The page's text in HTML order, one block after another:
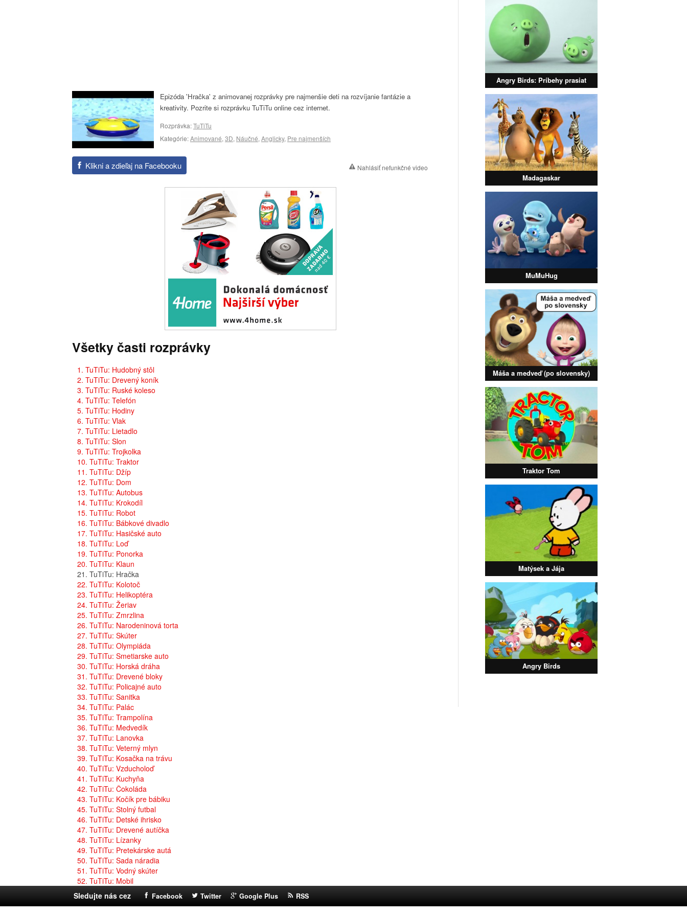
Epizóda 'Hračka' z animovanej rozprávky pre najmenšie deti na rozvíjanie fantázie a
kreativity. Pozrite si rozprávku TuTiTu online cez internet.
Rozprávka:TuTiTu
Kategórie:Animované, 3D, Náučné, Anglicky, Pre najmenších
Klikni a zdieľaj na Facebooku Nahlásiť nefunkčné video
Všetky časti rozprávky
1. TuTiTu: Hudobný stôl
2. TuTiTu: Drevený koník
3. TuTiTu: Ruské koleso
4. TuTiTu: Telefón
5. TuTiTu: Hodiny
6. TuTiTu: Vlak
7. TuTiTu: Lietadlo
8. TuTiTu: Slon
9. TuTiTu: Trojkolka
10. TuTiTu: Traktor
11. TuTiTu: Džíp
12. TuTiTu: Dom
13. TuTiTu: Autobus
14. TuTiTu: Krokodíl
15. TuTiTu: Robot
16. TuTiTu: Bábkové divadlo
17. TuTiTu: Hasičské auto
18. TuTiTu: Loď
19. TuTiTu: Ponorka
20. TuTiTu: Klaun
21. TuTiTu: Hračka
22. TuTiTu: Kolotoč
23. TuTiTu: Helikoptéra
24. TuTiTu: Žeriav
25. TuTiTu: Zmrzlina
26. TuTiTu: Narodeninová torta
27. TuTiTu: Skúter
28. TuTiTu: Olympiáda
29. TuTiTu: Smetiarske auto
30. TuTiTu: Horská dráha
31. TuTiTu: Drevené bloky
32. TuTiTu: Policajné auto
33. TuTiTu: Sanitka
34. TuTiTu: Palác
35. TuTiTu: Trampolína
36. TuTiTu: Medvedík
37. TuTiTu: Lanovka
38. TuTiTu: Veterný mlyn
39. TuTiTu: Kosačka na trávu
40. TuTiTu: Vzducholoď
41. TuTiTu: Kuchyňa
42. TuTiTu: Čokoláda
43. TuTiTu: Kočík pre bábiku
45. TuTiTu: Stolný futbal
46. TuTiTu: Detské ihrisko
47. TuTiTu: Drevené autíčka
48. TuTiTu: Lízanky
49. TuTiTu: Pretekárske autá
50. TuTiTu: Sada náradia
51. TuTiTu: Vodný skúter
52. TuTiTu: Mobil
Angry Birds: Príbehy prasiat
Madagaskar
MuMuHug
Máša a medveď (po slovensky)
Traktor Tom
Matýsek a Jája
Angry Birds
Sledujte nás cez Facebook Twitter Google Plus RSS